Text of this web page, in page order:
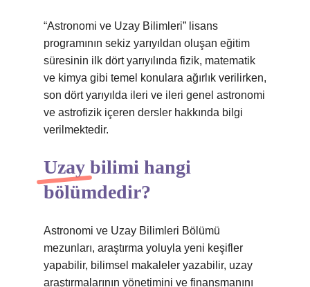
“Astronomi ve Uzay Bilimleri” lisans
programının sekiz yarıyıldan oluşan eğitim
süresinin ilk dört yarıyılında fizik, matematik
ve kimya gibi temel konulara ağırlık verilirken,
son dört yarıyılda ileri ve ileri genel astronomi
ve astrofizik içeren dersler hakkında bilgi
verilmektedir.
Uzay bilimi hangi
bölümdedir?
Astronomi ve Uzay Bilimleri Bölümü
mezunları, araştırma yoluyla yeni keşifler
yapabilir, bilimsel makaleler yazabilir, uzay
araştırmalarının yönetimini ve finansmanını